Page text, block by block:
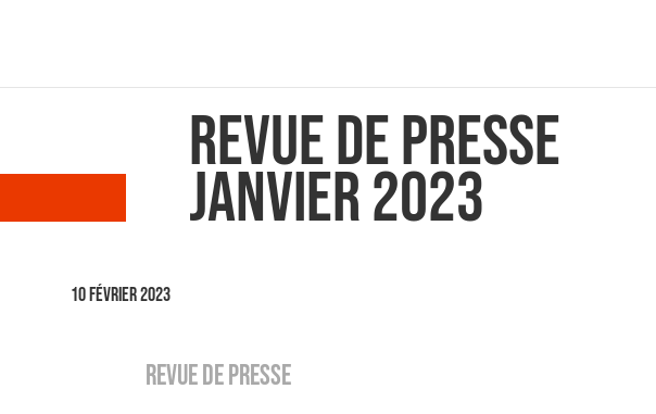
Revue de presse
janvier 2023
10 février 2023
REVUE DE PRESSE